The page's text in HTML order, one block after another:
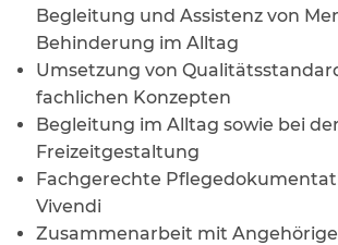
Begleitung und Assistenz von
Behinderung im Alltag
Umsetzung von
fachlichen Konzepten
Begleitung im Alltag sowie bei der
Freizeitgestaltung
Fachgerechte
Vivendi
Zusammenarbeit mit